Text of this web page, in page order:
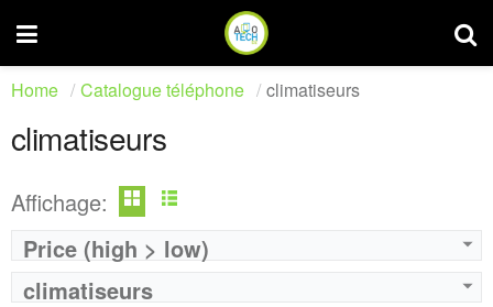
Home Catalogue téléphone climatiseurs
climatiseurs
Affichage:
Price (high > low)
climatiseurs